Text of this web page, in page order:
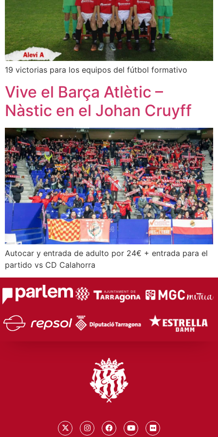
19 victorias para los equipos del fútbol formativo
Vive el Barça Atlètic –
Nàstic en el Johan Cruyff
Autocar y entrada de adulto por 24€ + entrada para el
partido vs CD Calahorra